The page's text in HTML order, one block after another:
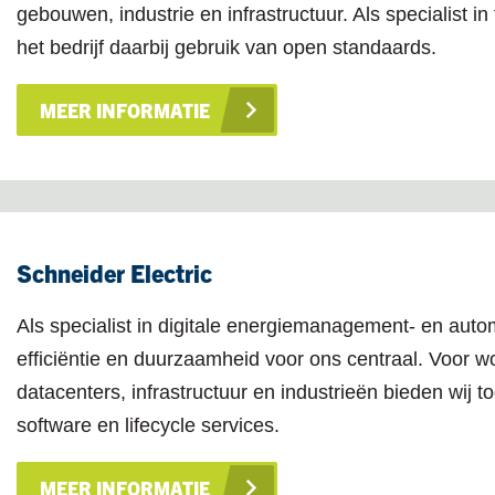
gebouwen, industrie en infrastructuur. Als specialist
het bedrijf daarbij gebruik van open standaards.
MEER INFORMATIE
Schneider Electric
Als specialist in digitale energiemanagement- en
efficiëntie en duurzaamheid voor ons centraal. Voor
datacenters, infrastructuur en industrieën bieden wij
software en lifecycle services.
MEER INFORMATIE